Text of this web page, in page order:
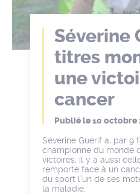
Séverine
titres
une
cancer
Publié le10 octobre
Séverine Guérif a, par 9
championne du monde
victoires, il y a aussi
remporté face à un
du sport l'un de ses
la maladie.